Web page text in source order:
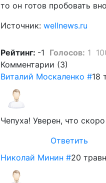
то он готов пробовать
Источник: wellnews.ru
Рейтинг: -1 Голосов: 1
Комментарии (3)
Виталий Москаленко #18
Чепуха! Уверен, что
Ответить
Николай Минин #20